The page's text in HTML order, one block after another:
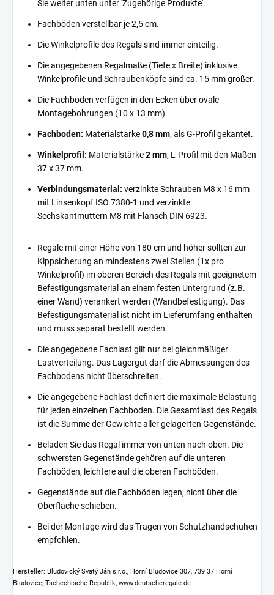
Sie weiter unten unter 'Zugehörige Produkte'.
Fachböden verstellbar je 2,5 cm.
Die Winkelprofile des Regals sind immer einteilig.
Die angegebenen Regalmaße (Tiefe x Breite) inklusive
Winkelprofile und Schraubenköpfe sind ca. 15 mm größer.
Die Fachböden verfügen in den Ecken über ovale
Montagebohrungen (10 x 13 mm).
Fachboden: Materialstärke0,8 mm, als G-Profil gekantet.
Winkelprofil: Materialstärke2 mm, L-Profil mit den Maßen
37 x 37 mm.
Verbindungsmaterial: verzinkte Schrauben M8 x 16 mm
mit Linsenkopf ISO 7380-1 und verzinkte
Sechskantmuttern M8 mit Flansch DIN 6923.
Regale mit einer Höhe von 180 cm und höher sollten zur
Kippsicherung an mindestens zwei Stellen (1x pro
Winkelprofil) im oberen Bereich des Regals mit geeignetem
Befestigungsmaterial an einem festen Untergrund (z.B.
einer Wand) verankert werden (Wandbefestigung). Das
Befestigungsmaterial ist nicht im Lieferumfang enthalten
und muss separat bestellt werden.
Die angegebene Fachlast gilt nur bei gleichmäßiger
Lastverteilung. Das Lagergut darf die Abmessungen des
Fachbodens nicht überschreiten.
Die angegebene Fachlast definiert die maximale Belastung
für jeden einzelnen Fachboden. Die Gesamtlast des Regals
ist die Summe der Gewichte aller gelagerten Gegenstände.
Beladen Sie das Regal immer von unten nach oben. Die
schwersten Gegenstände gehören auf die unteren
Fachböden, leichtere auf die oberen Fachböden.
Gegenstände auf die Fachböden legen, nicht über die
Oberfläche schieben.
Bei der Montage wird das Tragen von Schutzhandschuhen
empfohlen.
Hersteller: Bludovický Svatý Ján s.r.o., Horní Bludovice 307, 739 37 Horní
Bludovice, Tschechische Republik, www.deutscheregale.de